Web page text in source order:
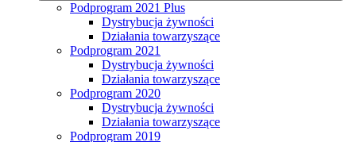
Podprogram 2021 Plus
Dystrybucja żywności
Działania towarzyszące
Podprogram 2021
Dystrybucja żywności
Działania towarzyszące
Podprogram 2020
Dystrybucja żywności
Działania towarzyszące
Podprogram 2019